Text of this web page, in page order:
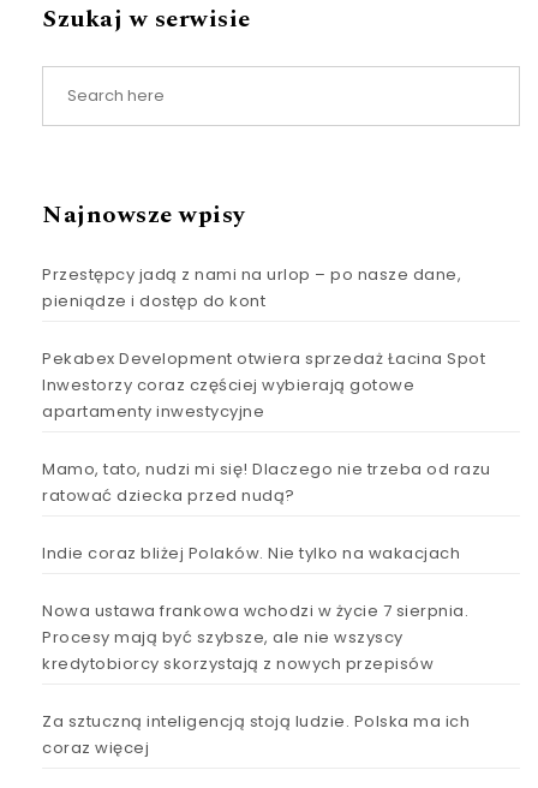
Szukaj w serwisie
Najnowsze wpisy
Przestępcy jadą z nami na urlop – po nasze dane,
pieniądze i dostęp do kont
Pekabex Development otwiera sprzedaż Łacina Spot
Inwestorzy coraz częściej wybierają gotowe
apartamenty inwestycyjne
Mamo, tato, nudzi mi się! Dlaczego nie trzeba od razu
ratować dziecka przed nudą?
Indie coraz bliżej Polaków. Nie tylko na wakacjach
Nowa ustawa frankowa wchodzi w życie 7 sierpnia.
Procesy mają być szybsze, ale nie wszyscy
kredytobiorcy skorzystają z nowych przepisów
Za sztuczną inteligencją stoją ludzie. Polska ma ich
coraz więcej